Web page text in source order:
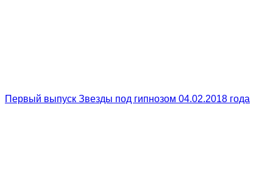
Первый выпуск Звезды под гипнозом 04.02.2018 года